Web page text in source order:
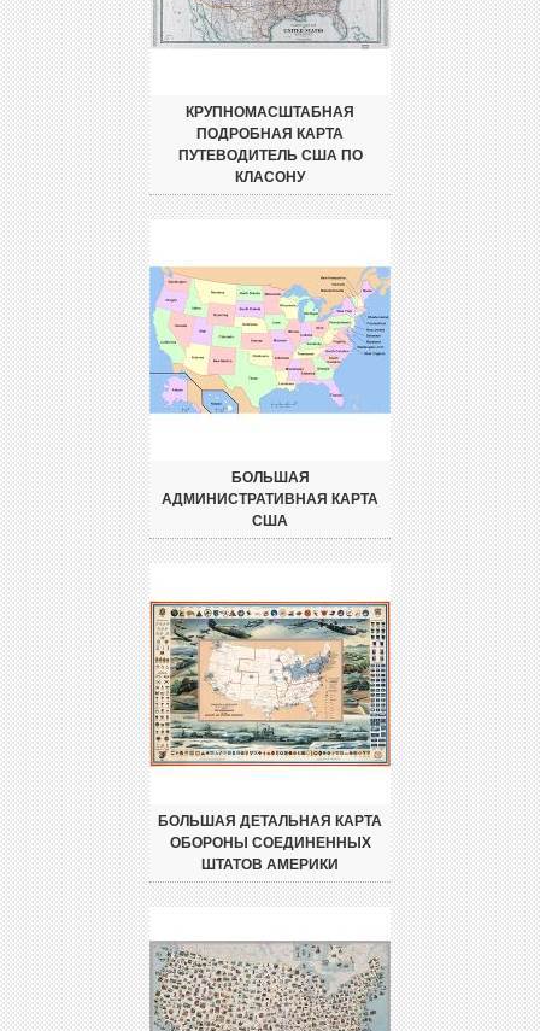
КРУПНОМАСШТАБНАЯ
ПОДРОБНАЯ КАРТА
ПУТЕВОДИТЕЛЬ США ПО
КЛАСОНУ
БОЛЬШАЯ
АДМИНИСТРАТИВНАЯ КАРТА
США
БОЛЬШАЯ ДЕТАЛЬНАЯ КАРТА
ОБОРОНЫ СОЕДИНЕННЫХ
ШТАТОВ АМЕРИКИ